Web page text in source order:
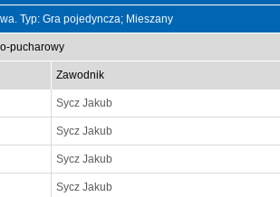
Typ: Gra pojedyncza; Mieszany
pucharowy
Zawodnik
Sycz Jakub
Sycz Jakub
Sycz Jakub
Sycz Jakub